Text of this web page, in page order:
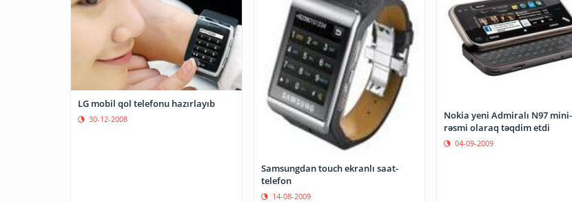
LG mobil qol telefonu hazırlayıb
30-12-2008
Samsungdan touch ekranlı saat-
telefon
14-08-2009
Nokia yeni Admiralı N97
rəsmi olaraq təqdim etdi
04-09-2009